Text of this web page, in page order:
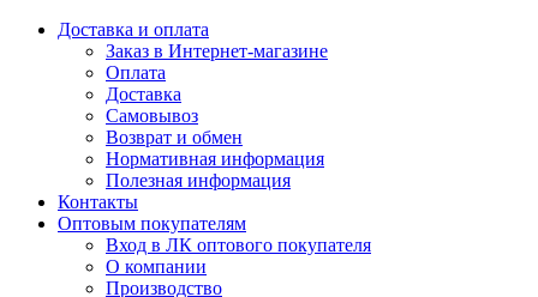
Доставка и оплата
Заказ в Интернет-магазине
Оплата
Доставка
Самовывоз
Возврат и обмен
Нормативная информация
Полезная информация
Контакты
Оптовым покупателям
Вход в ЛК оптового покупателя
О компании
Производство